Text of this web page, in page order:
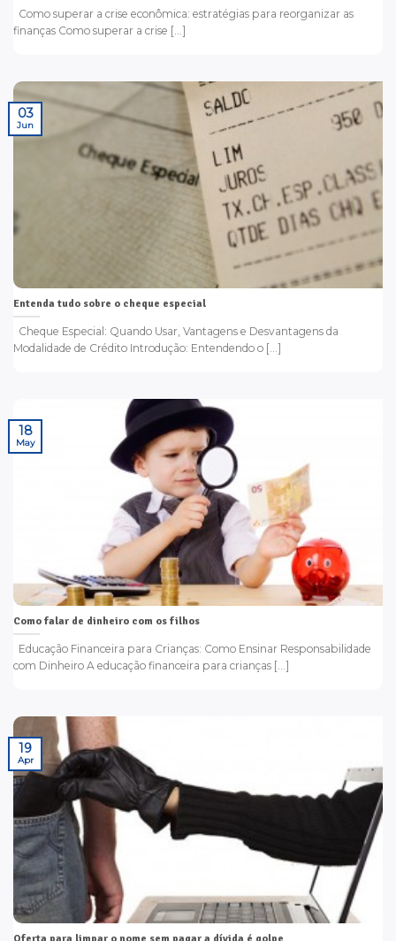
Como superar a crise econômica: estratégias para reorganizar as
finanças Como superar a crise [...]
Entenda tudo sobre o cheque especial
Cheque Especial: Quando Usar, Vantagens e Desvantagens da
Modalidade de Crédito Introdução: Entendendo o [...]
03
Jun
Como falar de dinheiro com os filhos
Educação Financeira para Crianças: Como Ensinar Responsabilidade
com Dinheiro A educação financeira para crianças [...]
18
May
19
Apr